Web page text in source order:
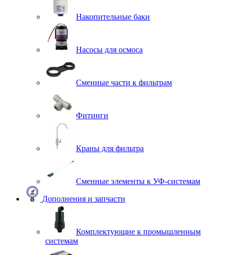
Накопительные баки
Насосы для осмоса
Сменные части к фильтрам
Фитинги
Краны для фильтра
Сменные элементы к УФ-системам
Дополнения и запчасти
Комплектующие к промышленным
системам